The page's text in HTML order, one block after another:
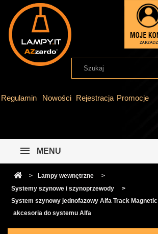
Regulamin Nowości Rejestracja Promocje
MENU
> Lampy wewnętrzne
>
Systemy szynowe i szynoprzewody
>
System szynowy jednofazowy Alfa Track Magnetic
akcesoria do systemu Alfa